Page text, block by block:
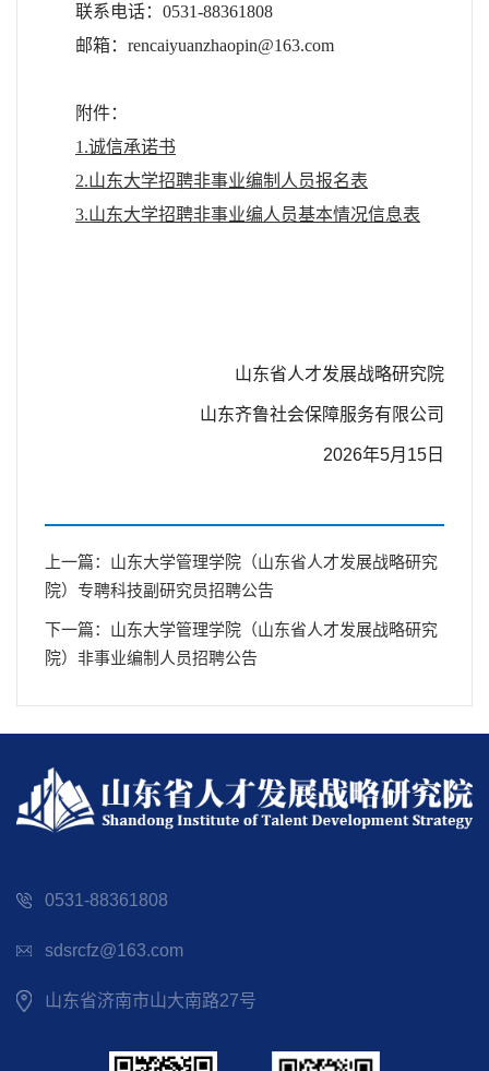
联系电话：0531-88361808
邮箱：rencaiyuanzhaopin@163.com
附件：
1.诚信承诺书
2.山东大学招聘非事业编制人员报名表
3.山东大学招聘非事业编人员基本情况信息表
山东省人才发展战略研究院
山东齐鲁社会保障服务有限公司
2026年5月15日
上一篇：山东大学管理学院（山东省人才发展战略研究
院）专聘科技副研究员招聘公告
下一篇：山东大学管理学院（山东省人才发展战略研究
院）非事业编制人员招聘公告
0531-88361808
sdsrcfz@163.com
山东省济南市山大南路27号